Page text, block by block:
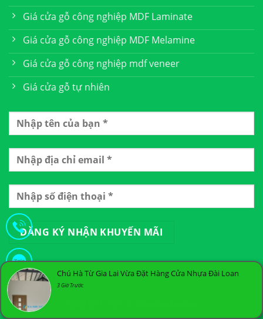
Giá cửa gỗ công nghiệp MDF Laminate
Giá cửa gỗ công nghiệp MDF Melamine
Giá cửa gỗ công nghiệp mdf veneer
Giá cửa gỗ tự nhiên
Chú Hà Từ Gia Lai Vừa Đặt Hàng Cửa Nhựa Đài Loan
3 Giờ Trước